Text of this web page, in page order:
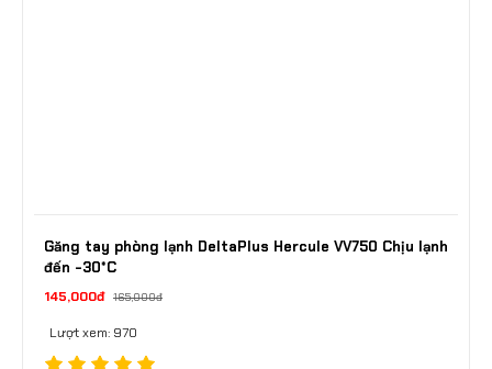
Găng tay phòng lạnh DeltaPlus Hercule VV750 Chịu lạnh
đến -30*C
145,000đ 165,000đ
Lượt xem: 970